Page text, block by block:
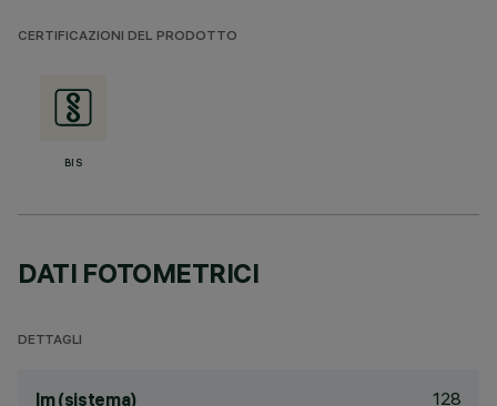
CERTIFICAZIONI DEL PRODOTTO
BIS
DATI FOTOMETRICI
DETTAGLI
lm (sistema) 128